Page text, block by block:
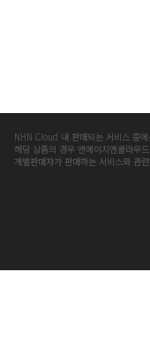
NHN Cloud 내 판매되는 서비스 중
해당 상품의 경우 엔에이치엔클라우
개별판매자가 판매하는 서비스와 관